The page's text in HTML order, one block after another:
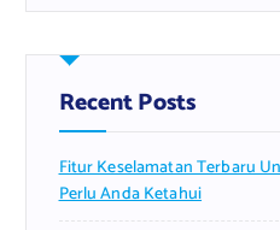
r
h
f
o
:
Recent Posts
Fitur Keselamatan Terbaru
Perlu Anda Ketahui